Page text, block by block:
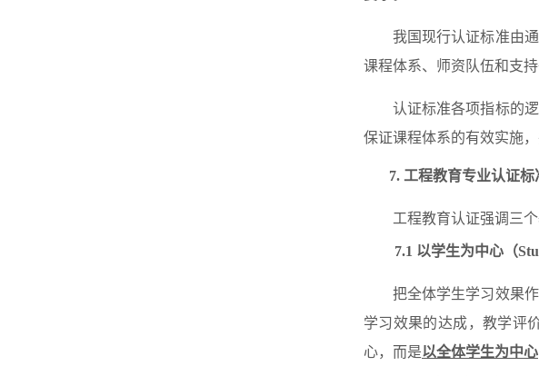
我国现行认证标准由
课程体系、师资队伍和支
认证标准各项指标的
保证课程体系的有效实施
7. 工程教育专业认证标
工程教育认证强调三
7.1 以学生为中心（
把全体学生学习效果
学习效果的达成，教学评
心，而是以全体学生为中心